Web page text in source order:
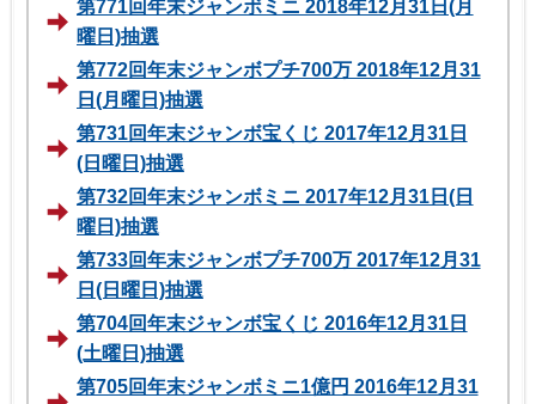
第771回年末ジャンボミニ 2018年12月31日(月
曜日)抽選
第772回年末ジャンボプチ700万 2018年12月31
日(月曜日)抽選
第731回年末ジャンボ宝くじ 2017年12月31日
(日曜日)抽選
第732回年末ジャンボミニ 2017年12月31日(日
曜日)抽選
第733回年末ジャンボプチ700万 2017年12月31
日(日曜日)抽選
第704回年末ジャンボ宝くじ 2016年12月31日
(土曜日)抽選
第705回年末ジャンボミニ1億円 2016年12月31